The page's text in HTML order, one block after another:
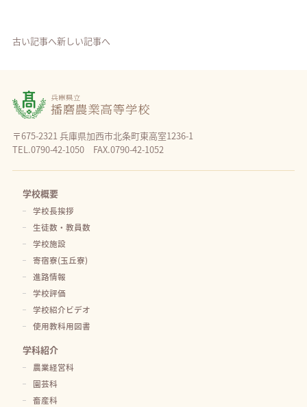
古い記事へ新しい記事へ
〒675-2321 兵庫県加西市北条町東高室1236-1
TEL.0790-42-1050 FAX.0790-42-1052
学校概要
学校長挨拶
生徒数・教員数
学校施設
寄宿寮(玉丘寮)
進路情報
学校評価
学校紹介ビデオ
使用教科用図書
学科紹介
農業経営科
園芸科
畜産科